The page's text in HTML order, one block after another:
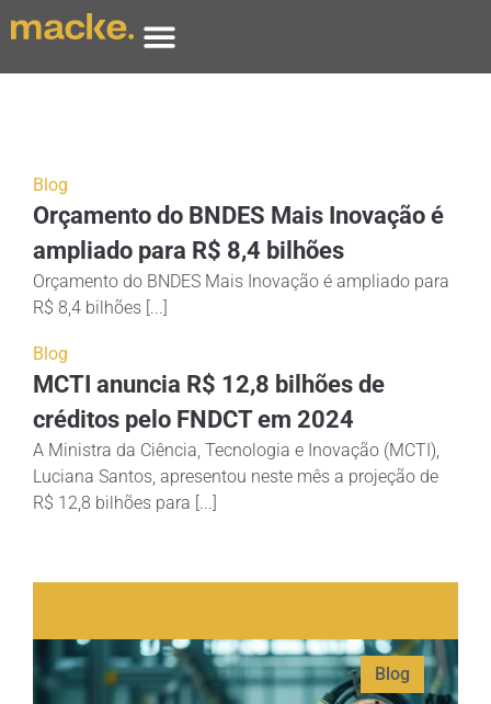
Blog
Orçamento do BNDES Mais Inovação é
ampliado para R$ 8,4 bilhões
Orçamento do BNDES Mais Inovação é ampliado para
R$ 8,4 bilhões [...]
Blog
MCTI anuncia R$ 12,8 bilhões de
créditos pelo FNDCT em 2024
A Ministra da Ciência, Tecnologia e Inovação (MCTI),
Luciana Santos, apresentou neste mês a projeção de
R$ 12,8 bilhões para [...]
Blog